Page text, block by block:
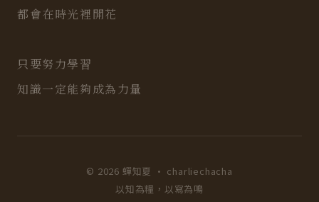
都會在時光裡開花
只要努力學習
知識一定能夠成為力量
© 2026 蟬知夏 · charliechacha
以知為糧，以寫為鳴